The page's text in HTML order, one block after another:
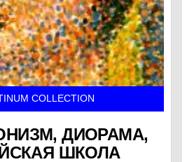
COLLECTION
ДИОРАМА,
ШКОЛА